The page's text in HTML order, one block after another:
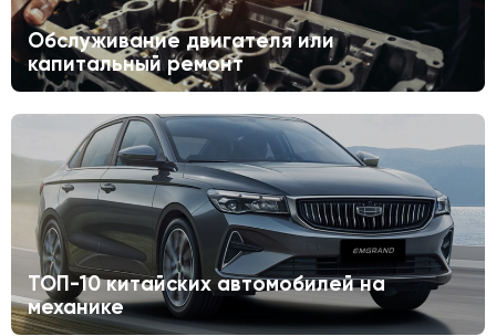
Обслуживание двигателя или
капитальный ремонт
ТОП-10 китайских автомобилей на
механике